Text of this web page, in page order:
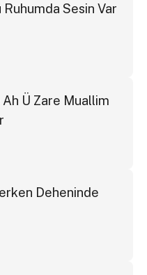
Ruhumda Sesin Var
Ü Zare Muallim
Deheninde